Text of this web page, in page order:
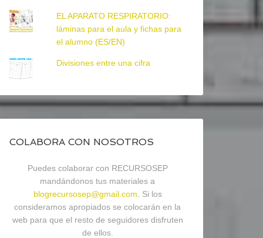
EL APARATO RESPIRATORIO:
láminas para el aula y fichas para
el alumno (ES/EN)
Divisiones entre una cifra
COLABORA CON NOSOTROS
Puedes colaborar con RECURSOSEP
mandándonos tus materiales a
blogrecursosep@gmail.com . Si los
consideramos apropiados se colocarán en la
web para que el resto de seguidores disfruten
de ellos.